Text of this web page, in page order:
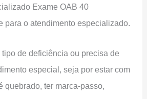
Exame OAB 40
para o atendimento especializado.
de deficiência ou precisa de
especial, seja por estar com
quebrado, ter marca-passo,